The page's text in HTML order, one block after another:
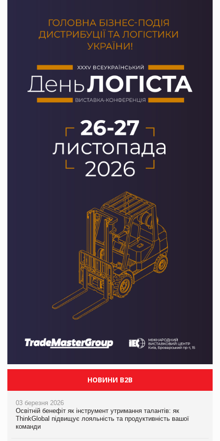
НОВИНИ B2B
03 березня 2026
Освітній бенефіт як інструмент утримання талантів: як
ThinkGlobal підвищує лояльність та продуктивність вашої
команди